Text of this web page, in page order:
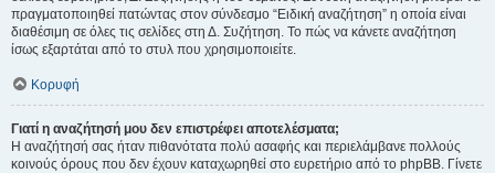
πραγματοποιηθεί πατώντας στον σύνδεσμο “Ειδική αναζήτηση” η οποία είναι
διαθέσιμη σε όλες τις σελίδες στη Δ. Συζήτηση. Το πώς να κάνετε αναζήτηση
ίσως εξαρτάται από το στυλ που χρησιμοποιείτε.
Κορυφή
Γιατί η αναζήτησή μου δεν επιστρέφει αποτελέσματα;
Η αναζήτησή σας ήταν πιθανότατα πολύ ασαφής και περιελάμβανε πολλούς
κοινούς όρους που δεν έχουν καταχωρηθεί στο ευρετήριο από το phpBB. Γίνετε